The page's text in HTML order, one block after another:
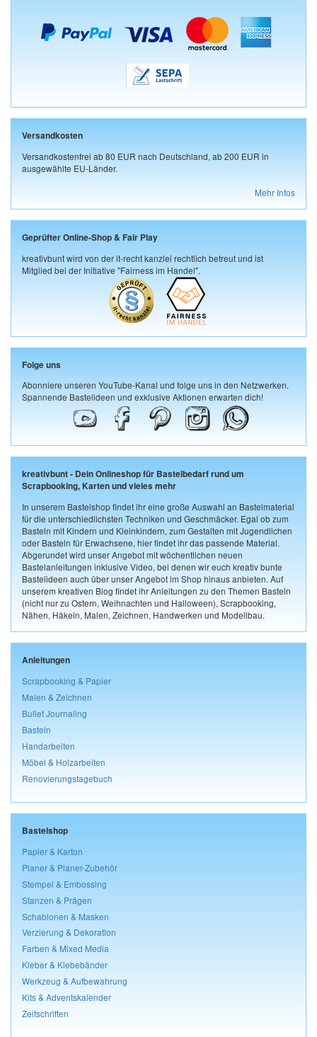
Versandkosten
Versandkostenfrei ab 80 EUR nach Deutschland, ab 200 EUR in
ausgewählte EU-Länder.
Mehr Infos
Geprüfter Online-Shop & Fair Play
kreativbunt wird von der it-recht kanzlei rechtlich betreut und ist
Mitglied bei der Initiative "Fairness im Handel".
Folge uns
Abonniere unseren YouTube-Kanal und folge uns in den Netzwerken.
Spannende Bastelideen und exklusive Aktionen erwarten dich!
kreativbunt - Dein Onlineshop für Bastelbedarf rund um
Scrapbooking, Karten und vieles mehr
In unserem Bastelshop findet ihr eine große Auswahl an Bastelmaterial
für die unterschiedlichsten Techniken und Geschmäcker. Egal ob zum
Basteln mit Kindern und Kleinkindern, zum Gestalten mit Jugendlichen
oder Basteln für Erwachsene, hier findet ihr das passende Material.
Abgerundet wird unser Angebot mit wöchentlichen neuen
Bastelanleitungen inklusive Video, bei denen wir euch kreativ bunte
Bastelideen auch über unser Angebot im Shop hinaus anbieten. Auf
unserem kreativen Blog findet ihr Anleitungen zu den Themen Basteln
(nicht nur zu Ostern, Weihnachten und Halloween), Scrapbooking,
Nähen, Häkeln, Malen, Zeichnen, Handwerken und Modellbau.
Anleitungen
Scrapbooking & Papier
Malen & Zeichnen
Bullet Journaling
Basteln
Handarbeiten
Möbel & Holzarbeiten
Renovierungstagebuch
Bastelshop
Papier & Karton
Planer & Planer-Zubehör
Stempel & Embossing
Stanzen & Prägen
Schablonen & Masken
Verzierung & Dekoration
Farben & Mixed Media
Kleber & Klebebänder
Werkzeug & Aufbewahrung
Kits & Adventskalender
Zeitschriften